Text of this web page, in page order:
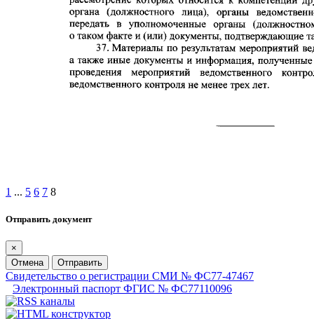
1 ... 5 6 7 8
Отправить документ
×
Отмена
Отправить
Свидетельство о регистрации СМИ № ФС77-47467
Электронный паспорт ФГИС № ФС77110096